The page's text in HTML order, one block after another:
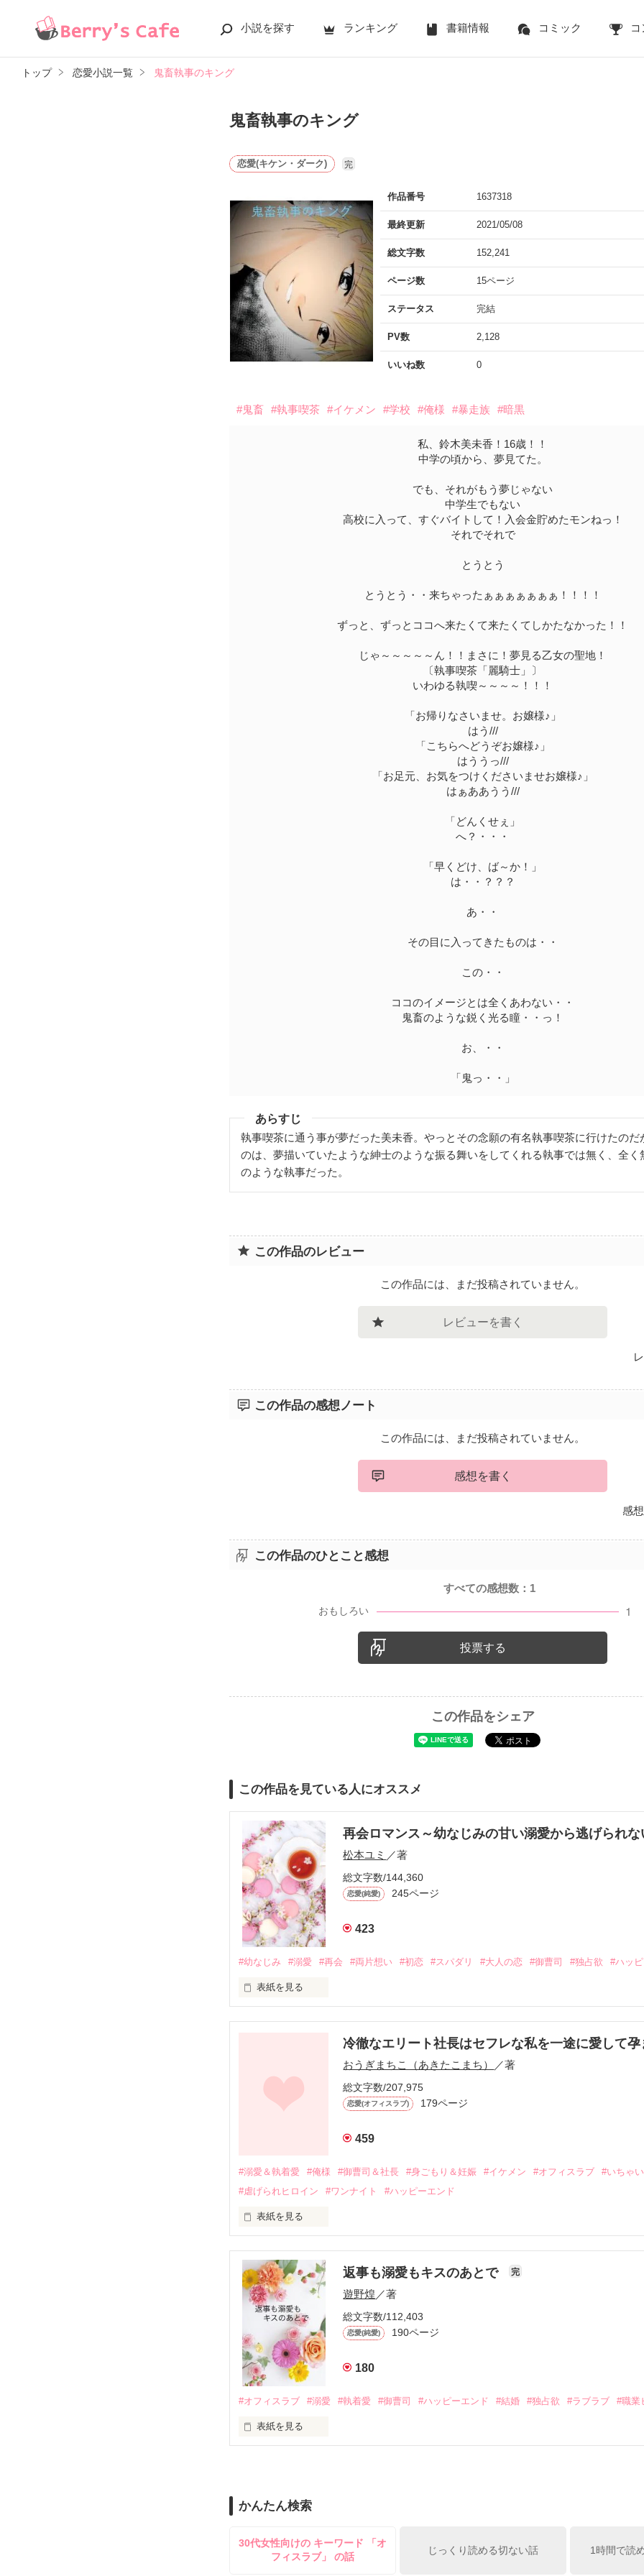
小説を探す ランキング 書籍情報 コミック コ
トップ 恋愛小説一覧 鬼畜執事のキング
鬼畜執事のキング
恋愛(キケン・ダーク) 完
作品番号 1637318
最終更新 2021/05/08
総文字数 152,241
ページ数 15ページ
ステータス 完結
PV数 2,128
いいね数 0
#鬼畜 #執事喫茶 #イケメン #学校 #俺様 #暴走族 #暗黒
私、鈴木美未香！16歳！！
中学の頃から、夢見てた。
でも、それがもう夢じゃない
中学生でもない
高校に入って、すぐバイトして！入会金貯めたモンねっ！
それでそれで
とうとう
とうとう・・来ちゃったぁぁぁぁぁぁぁ！！！！
ずっと、ずっとココへ来たくて来たくてしかたなかった！！
じゃ～～～～～ん！！まさに！夢見る乙女の聖地！
〔執事喫茶「麗騎士」〕
いわゆる執喫～～～～！！！
「お帰りなさいませ。お嬢様♪」
はう///
「こちらへどうぞお嬢様♪」
はううっ///
「お足元、お気をつけくださいませお嬢様♪」
はぁああうう///
「どんくせぇ」
へ？・・・
「早くどけ、ば～か！」
は・・？？？
あ・・
その目に入ってきたものは・・
この・・
ココのイメージとは全くあわない・・
鬼畜のような鋭く光る瞳・・っ！
お、・・
「鬼っ・・」
あらすじ
執事喫茶に通う事が夢だった美未香。やっとその念願の有名執事喫茶に行けたのだ
のは、夢描いていたような紳士のような振る舞いをしてくれる執事では無く、全く
のような執事だった。
この作品のレビュー
この作品には、まだ投稿されていません。
レビューを書く
この作品の感想ノート
この作品には、まだ投稿されていません。
感想を書く
感
この作品のひとこと感想
すべての感想数： 1
投票する
この作品をシェア
この作品を見ている人にオススメ
再会ロマンス～幼なじみの甘い溺愛から逃げられな
松本ユミ ／著
総文字数/144,360
恋愛(純愛) 245ページ
423
#幼なじみ #溺愛 #再会 #両片想い #初恋 #スパダリ #大人の恋 #御曹司 #独占欲 #ハッ
表紙を見る
しかし、ある出来事をきっかけに二人の関係は壊れてしまう。
関係修復もできないまま、美桜は両親の離婚によって
引っ越すことになり、哲平とも離れ離れになった。
そして、ひょんなことから
酔った勢いで一夜を共にしてしまった。
さらに、美桜が初めてだと知った哲平は
甘やかしてくる。
そんなある日、哲平は美桜がストーカー被害に
遭っていることを知る。
美桜を守るため、哲平は同居を提案してきて――。
夏木美桜(なつきみお)
✕
鳴海哲平 (なるみてっぺい)
止まっていたはずの二人の時間が、再び動き出す。
冷徹なエリート社長はセフレな私を一途に愛して孕
おうぎまちこ（あきたこまち） ／著
総文字数/207,975
恋愛(オフィスラブ) 179ページ
459
#溺愛＆執着愛 #俺様 #御曹司＆社長 #身ごもり＆妊娠 #イケメン #オフィスラブ
#いちゃ
#虐げられヒロイン
#ワンナイト #ハッピーエンド
表紙を見る
帰国後、美桜は新しい職場でワンナイトした美青年と再会。なんと彼の正体は、とあ
も関わらず、一族を離れて起業した新進気鋭の実業家、社内でも冷徹だと評判な社長
人だったのだ――！
なぜか恭司から飼い猫の世話係を命じられた美桜は、猫の世話を口実にしばしば呼び
返事も溺愛もキスのあとで 完
遊野煌 ／著
総文字数/112,403
恋愛(純愛) 190ページ
180
#オフィスラブ #溺愛 #執着愛 #御曹司 #ハッピーエンド #結婚 #独占欲 #ラブラブ #職業
表紙を見る
雪瀬鷹哉（29）が『──俺と結婚してくれないか』といきなりプロポーズをしてきた上
鷹哉『宜しくな、俺の雛子』🦅
雛子『俺の……ひぃ、雛子？！！！』🐥
かんたん検索
30代女性向けの キーワード 「オ
フィスラブ」 の話
じっくり読める切ない話 1時間で読